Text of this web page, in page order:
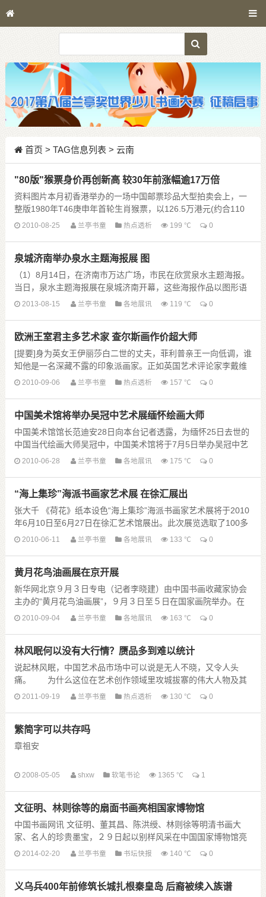
首页 > TAG信息列表 > 云南
"80版"猴票身价再创新高 较30年前涨幅逾17万倍
资料图片本月初香港举办的一场中国邮票珍品大型拍卖会上，一
整版1980年T46庚申年首轮生肖猴票，以126.5万港元(约合110
万元人民币)成交，再次刷新整版猴票......
2010-08-25 兰亭书童 热点透析 199 ℃ 0
泉城济南举办泉水主题海报展 图
（1）8月14日，在济南市万达广场，市民在欣赏泉水主题海报。
当日，泉水主题海报展在泉城济南开幕，这些海报作品以图形语
言和创意描绘出济南独特的泉水文化。新华网图片 郭绪雷 摄
（2）8月14日 ......
2013-08-15 兰亭书童 各地展讯 119 ℃ 0
欧洲王室君主多艺术家 查尔斯画作价超大师
[提要]身为英女王伊丽莎白二世的丈夫，菲利普亲王一向低调，谁
知他是一名深藏不露的印象派画家。正如英国艺术评论家李戴维
所言：“菲利普亲王的艺术天分一脉相传，他的父......
2010-09-06 兰亭书童 热点透析 157 ℃ 0
中国美术馆将举办吴冠中艺术展缅怀绘画大师
中国美术馆馆长范迪安28日向本台记者透露，为缅怀25日去世的
中国当代绘画大师吴冠中，中国美术馆将于7月5日举办吴冠中艺
术展。范迪安介绍，中国美术馆在10年前就获......
2010-06-28 兰亭书童 各地展讯 175 ℃ 0
“海上集珍”海派书画家艺术展 在徐汇展出
张大千 《荷花》纸本设色“海上集珍”海派书画家艺术展将于2010
年6月10日至6月27日在徐汇艺术馆展出。此次展览选取了100多
年来近现代海派大家、名家的近百件......
2010-06-11 兰亭书童 各地展讯 133 ℃ 0
黄月花鸟油画展在京开展
新华网北京９月３日专电（记者李晓建）由中国书画收藏家协会
主办的“黄月花鸟油画展”，９月３日至５日在国家画院举办。在
当代中国，以西洋油彩表现花鸟的绘画作品少之又少......
2010-09-04 兰亭书童 各地展讯 163 ℃ 0
林风眠何以没有大行情？赝品多到难以统计
说起林风眠，中国艺术品市场中可以说是无人不晓，又令人头
痛。 为什么这位在艺术创作领域里攻城拔寨的伟大人物及其
作品却在艺术品市场中有逆市而上的时候，但多数情况下......
2011-09-19 兰亭书童 热点透析 130 ℃ 0
繁简字可以共存吗
章祖安
林岫
黄德琳
陈金
2008-05-05 shxw 软笔书论 1365 ℃ 1
文征明、林则徐等的扇面书画亮相国家博物馆
中国书画网讯 文征明、董其昌、陈洪绶、林则徐等明清书画大
家、名人的珍贵墨宝，２９日起以别样风采在中国国家博物馆亮
相。
2014-02-20 兰亭书童 书坛快报 140 ℃ 0
义乌兵400年前修筑长城扎根秦皇岛 后裔被续入族谱